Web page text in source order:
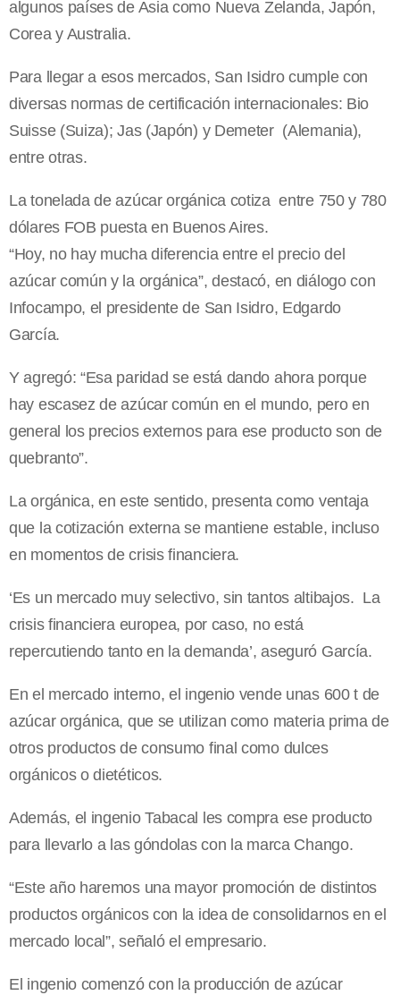
algunos países de Asia como Nueva Zelanda, Japón,
Corea y Australia.
Para llegar a esos mercados, San Isidro cumple con
diversas normas de certificación internacionales: Bio
Suisse (Suiza); Jas (Japón) y Demeter (Alemania),
entre otras.
La tonelada de azúcar orgánica cotiza entre 750 y 780
dólares FOB puesta en Buenos Aires.
“Hoy, no hay mucha diferencia entre el precio del
azúcar común y la orgánica”, destacó, en diálogo con
Infocampo, el presidente de San Isidro, Edgardo
García.
Y agregó: “Esa paridad se está dando ahora porque
hay escasez de azúcar común en el mundo, pero en
general los precios externos para ese producto son de
quebranto”.
La orgánica, en este sentido, presenta como ventaja
que la cotización externa se mantiene estable, incluso
en momentos de crisis financiera.
‘Es un mercado muy selectivo, sin tantos altibajos. La
crisis financiera europea, por caso, no está
repercutiendo tanto en la demanda’, aseguró García.
En el mercado interno, el ingenio vende unas 600 t de
azúcar orgánica, que se utilizan como materia prima de
otros productos de consumo final como dulces
orgánicos o dietéticos.
Además, el ingenio Tabacal les compra ese producto
para llevarlo a las góndolas con la marca Chango.
“Este año haremos una mayor promoción de distintos
productos orgánicos con la idea de consolidarnos en el
mercado local”, señaló el empresario.
El ingenio comenzó con la producción de azúcar